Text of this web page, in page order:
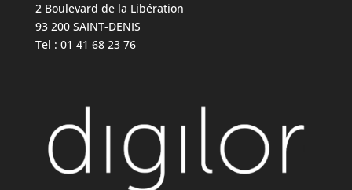
2 Boulevard de la Libération
93 200 SAINT-DENIS
Tel : 01 41 68 23 76